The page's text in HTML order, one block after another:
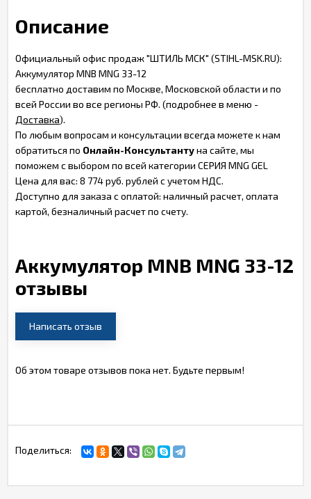
Описание
Официальный офис продаж "ШТИЛЬ МСК" (STIHL-MSK.RU):
Аккумулятор MNB MNG 33-12
бесплатно доставим по Москве, Московской области и по
всей России во все регионы РФ. (подробнее в меню -
Доставка).
По любым вопросам и консультации всегда можете к нам
обратиться по Онлайн-Консультантуна сайте, мы
поможем с выбором по всей категории СЕРИЯ MNG GEL
Цена для вас: 8 774 руб. рублей с учетом НДС.
Доступно для заказа с оплатой: наличный расчет, оплата
картой, безналичный расчет по счету.
Аккумулятор MNB MNG 33-12
отзывы
Написать отзыв
Об этом товаре отзывов пока нет. Будьте первым!
Поделиться: